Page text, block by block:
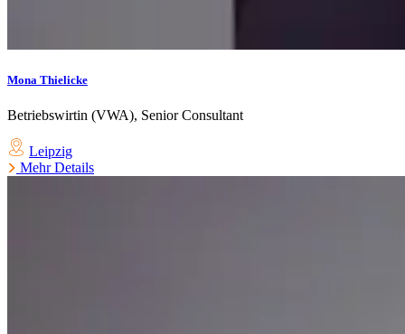
Mona Thielicke
Betriebswirtin (VWA), Senior Consultant
Leipzig
Mehr Details